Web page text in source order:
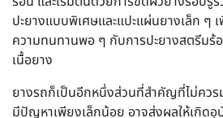
ปะยางแบบพิเศษและแปะแผ่นยางเล็ก ๆ
ความทนทานพอ ๆ กับการปะยางสตรีมร้
เนื้อยาง
ยางรถก็เป็นอีกหนึ่งส่วนที่สำคัญที่ไม่ควร
มีปัญหาเพียงเล็กน้อย อาจส่งผลให้เกิด